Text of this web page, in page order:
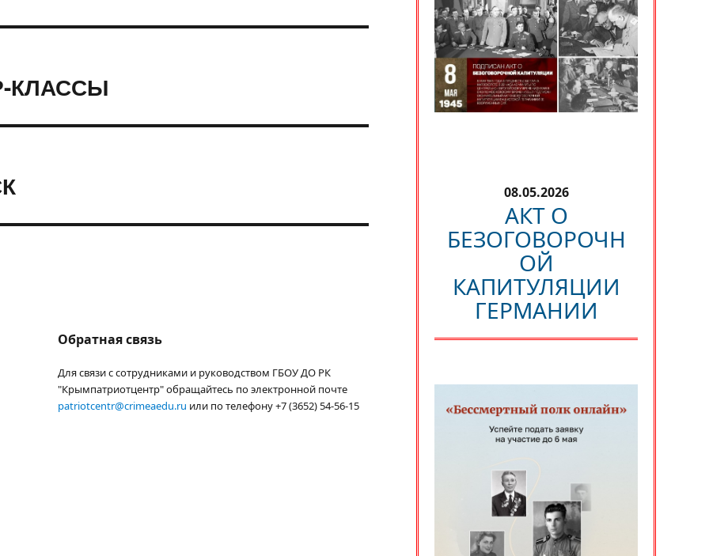
КЛАССЫ
Обратная связь
Для связи с сотрудниками и руководством ГБОУ ДО РК
"Крымпатриотцентр" обращайтесь по электронной почте
patriotcentr@crimeaedu.ru или по телефону +7 (3652) 54-56-15
08.05.2026
АКТ О
БЕЗОГОВОРОЧН
ОЙ
КАПИТУЛЯЦИИ
ГЕРМАНИИ